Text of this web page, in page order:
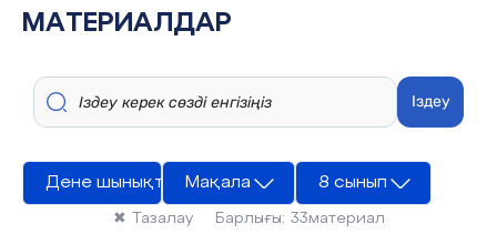
МАТЕРИАЛДАР
Іздеу
Дене шынықтыруМақала 8 сынып
✖ Тазалау Барлығы: 33материал